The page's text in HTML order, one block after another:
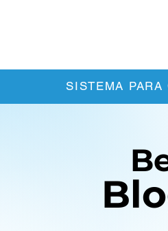
SISTEMA PARA